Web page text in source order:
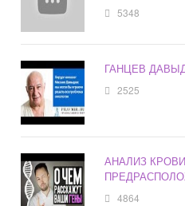
5348
ГАНЦЕВ
2525
АНАЛИЗ
4864